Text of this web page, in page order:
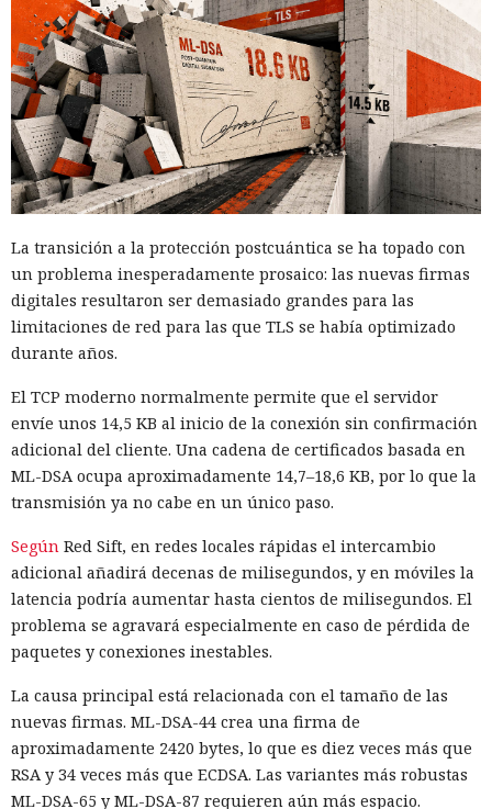
La transición a la protección postcuántica se ha topado con
un problema inesperadamente prosaico: las nuevas firmas
digitales resultaron ser demasiado grandes para las
limitaciones de red para las que TLS se había optimizado
durante años.
El TCP moderno normalmente permite que el servidor
envíe unos 14,5 KB al inicio de la conexión sin confirmación
adicional del cliente. Una cadena de certificados basada en
ML-DSA ocupa aproximadamente 14,7–18,6 KB, por lo que la
transmisión ya no cabe en un único paso.
Según Red Sift, en redes locales rápidas el intercambio
adicional añadirá decenas de milisegundos, y en móviles la
latencia podría aumentar hasta cientos de milisegundos. El
problema se agravará especialmente en caso de pérdida de
paquetes y conexiones inestables.
La causa principal está relacionada con el tamaño de las
nuevas firmas. ML-DSA-44 crea una firma de
aproximadamente 2420 bytes, lo que es diez veces más que
RSA y 34 veces más que ECDSA. Las variantes más robustas
ML-DSA-65 y ML-DSA-87 requieren aún más espacio.